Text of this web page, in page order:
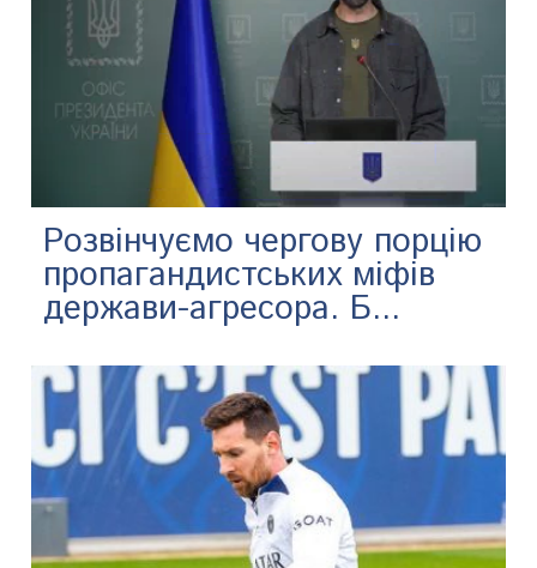
Розвінчуємо чергову порцію
пропагандистських міфів
держави-агресора. Б...